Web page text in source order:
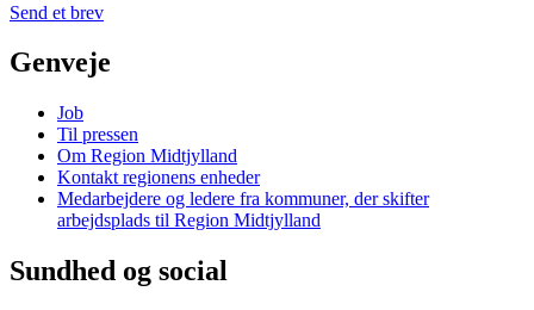
Send et brev
Genveje
Job
Til pressen
Om Region Midtjylland
Kontakt regionens enheder
Medarbejdere og ledere fra kommuner, der skifter
arbejdsplads til Region Midtjylland
Sundhed og social